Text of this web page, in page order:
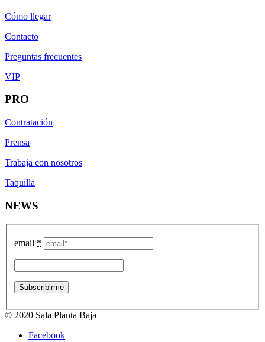
Cómo llegar
Contacto
Preguntas frecuentes
VIP
PRO
Contratación
Prensa
Trabaja con nosotros
Taquilla
NEWS
email *
© 2020 Sala Planta Baja
Facebook